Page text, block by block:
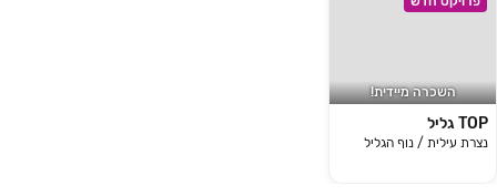
השכרה מיידית!
TOP גליל
נצרת עילית / נוף הגליל